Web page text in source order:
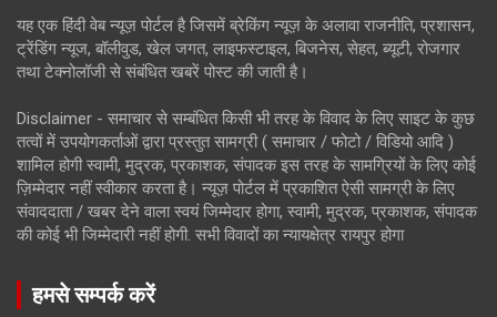
यह एक हिंदी वेब न्यूज़ पोर्टल है जिसमें ब्रेकिंग न्यूज़ के अलावा राजनीति, प्रशासन,
ट्रेंडिंग न्यूज, बॉलीवुड, खेल जगत, लाइफस्टाइल, बिजनेस, सेहत, ब्यूटी, रोजगार
तथा टेक्नोलॉजी से संबंधित खबरें पोस्ट की जाती है।
Disclaimer - समाचार से सम्बंधित किसी भी तरह के विवाद के लिए साइट के कुछ
तत्वों में उपयोगकर्ताओं द्वारा प्रस्तुत सामग्री ( समाचार / फोटो / विडियो आदि )
शामिल होगी स्वामी, मुद्रक, प्रकाशक, संपादक इस तरह के सामग्रियों के लिए कोई
ज़िम्मेदार नहीं स्वीकार करता है। न्यूज़ पोर्टल में प्रकाशित ऐसी सामग्री के लिए
संवाददाता / खबर देने वाला स्वयं जिम्मेदार होगा, स्वामी, मुद्रक, प्रकाशक, संपादक
की कोई भी जिम्मेदारी नहीं होगी. सभी विवादों का न्यायक्षेत्र रायपुर होगा
हमसे सम्पर्क करें